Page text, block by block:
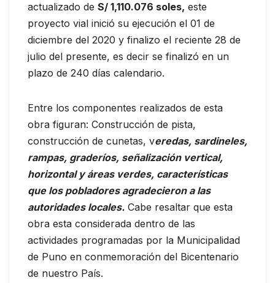
actualizado de S/ 1,110.076 soles, este
proyecto vial inició su ejecución el 01 de
diciembre del 2020 y finalizo el reciente 28 de
julio del presente, es decir se finalizó en un
plazo de 240 días calendario.
Entre los componentes realizados de esta
obra figuran: Construcción de pista,
construcción de cunetas, veredas, sardineles,
rampas, graderíos, señalización vertical,
horizontal y áreas verdes, características
que los pobladores agradecieron a las
autoridades locales. Cabe resaltar que esta
obra esta considerada dentro de las
actividades programadas por la Municipalidad
de Puno en conmemoración del Bicentenario
de nuestro País.